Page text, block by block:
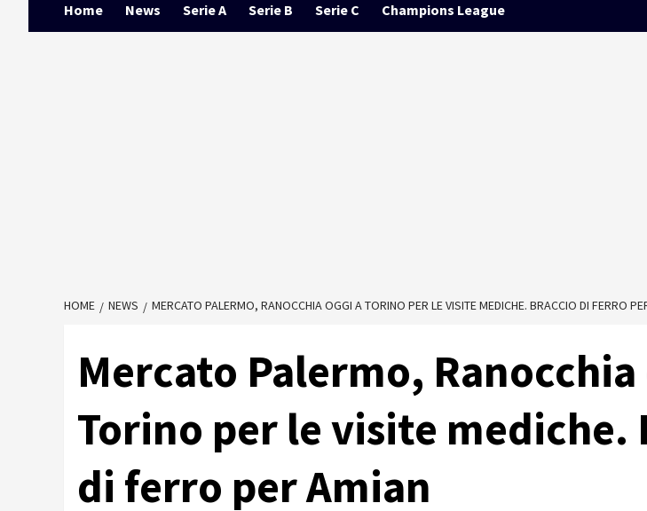
Home News Serie A Serie B Serie C Champions League
HOME NEWS MERCATO PALERMO, RANOCCHIA OGGI A TORINO PER LE VISITE MEDICHE. BRACCIO DI FERRO
Mercato Palermo, Ranocchia
Torino per le visite mediche.
di ferro per Amian